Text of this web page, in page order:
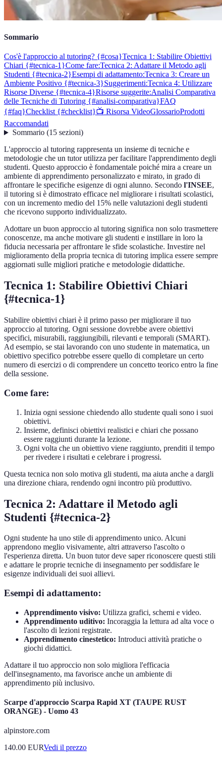
Sommario
Cos'è l'approccio al tutoring? {#cosa}Tecnica 1: Stabilire Obiettivi
Chiari {#tecnica-1}Come fare:Tecnica 2: Adattare il Metodo agli
Studenti {#tecnica-2}Esempi di adattamento:Tecnica 3: Creare un
Ambiente Positivo {#tecnica-3}Suggerimenti:Tecnica 4: Utilizzare
Risorse Diverse {#tecnica-4}Risorse suggerite:Analisi Comparativa
delle Tecniche di Tutoring {#analisi-comparativa}FAQ
{#faq}Checklist {#checklist}📺 Risorsa VideoGlossarioProdotti
Raccomandati
Sommario(15 sezioni)
L'approccio al tutoring rappresenta un insieme di tecniche e
metodologie che un tutor utilizza per facilitare l'apprendimento degli
studenti. Questo approccio è fondamentale poiché mira a creare un
ambiente di apprendimento personalizzato e mirato, in grado di
affrontare le specifiche esigenze di ogni alunno. Secondo l'INSEE,
il tutoring si è dimostrato efficace nel migliorare i risultati scolastici,
con un incremento medio del 15% nelle valutazioni degli studenti
che ricevono supporto individualizzato.
Adottare un buon approccio al tutoring significa non solo trasmettere
conoscenze, ma anche motivare gli studenti e instillare in loro la
fiducia necessaria per affrontare le sfide scolastiche. Investire nel
miglioramento della propria tecnica di tutoring implica essere sempre
aggiornati sulle migliori pratiche e metodologie didattiche.
Tecnica 1: Stabilire Obiettivi Chiari
{#tecnica-1}
Stabilire obiettivi chiari è il primo passo per migliorare il tuo
approccio al tutoring. Ogni sessione dovrebbe avere obiettivi
specifici, misurabili, raggiungibili, rilevanti e temporali (SMART).
Ad esempio, se stai lavorando con uno studente in matematica, un
obiettivo specifico potrebbe essere quello di completare un certo
numero di esercizi o di comprendere un concetto teorico entro la fine
della sessione.
Come fare:
Inizia ogni sessione chiedendo allo studente quali sono i suoi
obiettivi.
Insieme, definisci obiettivi realistici e chiari che possano
essere raggiunti durante la lezione.
Ogni volta che un obiettivo viene raggiunto, prenditi il tempo
per rivedere i risultati e celebrare i progressi.
Questa tecnica non solo motiva gli studenti, ma aiuta anche a dargli
una direzione chiara, rendendo ogni incontro più produttivo.
Tecnica 2: Adattare il Metodo agli
Studenti {#tecnica-2}
Ogni studente ha uno stile di apprendimento unico. Alcuni
apprendono meglio visivamente, altri attraverso l'ascolto o
l'esperienza diretta. Un buon tutor deve saper riconoscere questi stili
e adattare le proprie tecniche di insegnamento per soddisfare le
esigenze individuali dei suoi allievi.
Esempi di adattamento:
Apprendimento visivo: Utilizza grafici, schemi e video.
Apprendimento uditivo: Incoraggia la lettura ad alta voce o
l'ascolto di lezioni registrate.
Apprendimento cinestetico: Introduci attività pratiche o
giochi didattici.
Adattare il tuo approccio non solo migliora l'efficacia
dell'insegnamento, ma favorisce anche un ambiente di
apprendimento più inclusivo.
Scarpe d'approccio Scarpa Rapid XT (TAUPE RUST
ORANGE) - Uomo 43
alpinstore.com
140.00 EURVedi il prezzo